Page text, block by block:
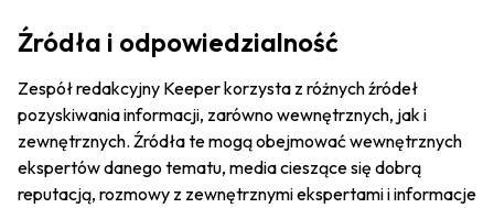
Źródła i odpowiedzialność
Zespół redakcyjny Keeper korzysta z różnych źródeł
pozyskiwania informacji, zarówno wewnętrznych, jak i
zewnętrznych. Źródła te mogą obejmować wewnętrznych
ekspertów danego tematu, media cieszące się dobrą
reputacją, rozmowy z zewnętrznymi ekspertami i informacje